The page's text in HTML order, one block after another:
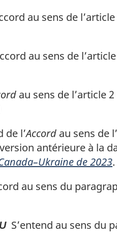
au sens de
au sens de
au sens de l’article
de l’Accord au sens de
antérieure à la
de 2023
au sens du
S’entend au sens du